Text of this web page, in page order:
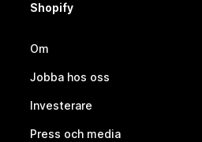
Shopify
Om
Jobba hos oss
Investerare
Press och media